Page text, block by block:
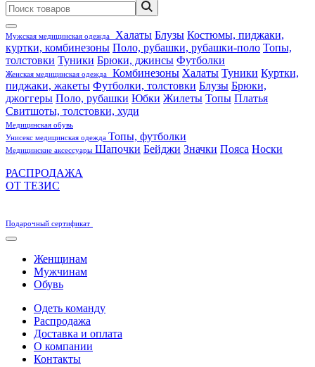
Мужская медицинская одежда Халаты Блузы Костюмы, пиджаки,
куртки, комбинезоны Поло, рубашки, рубашки-поло Топы,
толстовки Туники Брюки, джинсы Футболки
Женская медицинская одежда Комбинезоны Халаты Туники Куртки,
пиджаки, жакеты Футболки, толстовки Блузы Брюки,
джоггеры Поло, рубашки Юбки Жилеты Топы Платья
Свитшоты, толстовки, худи
Медицинская обувь
Унисекс медицинская одежда Топы, футболки
Медицинские аксессуары Шапочки Бейджи Значки Пояса Носки
РАСПРОДАЖА
ОТ ТЕЗИС
Подарочный сертификат
Женщинам
Мужчинам
Обувь
Одеть команду
Распродажа
Доставка и оплата
О компании
Контакты